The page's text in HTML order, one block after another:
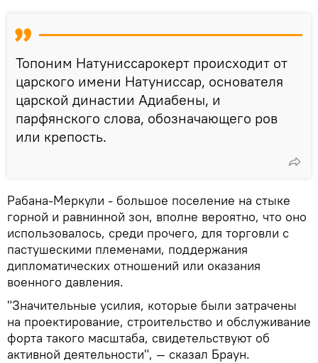
Топоним Натуниссарокерт происходит от
царского имени Натуниссар, основателя
царской династии Адиабены, и
парфянского слова, обозначающего ров
или крепость.
Рабана-Меркули - большое поселение на стыке
горной и равнинной зон, вполне вероятно, что оно
использовалось, среди прочего, для торговли с
пастушескими племенами, поддержания
дипломатических отношений или оказания
военного давления.
"Значительные усилия, которые были затрачены
на проектирование, строительство и обслуживание
форта такого масштаба, свидетельствуют об
активной деятельности", — сказал Браун.